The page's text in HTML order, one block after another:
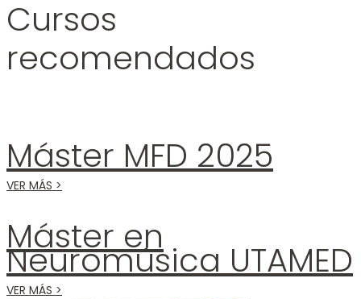
Cursos
recomendados
Máster MFD 2025
VER MÁS >
Máster en
Neuromúsica UTAMED
VER MÁS >